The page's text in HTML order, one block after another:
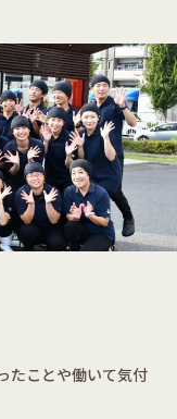
たことや働いて気付